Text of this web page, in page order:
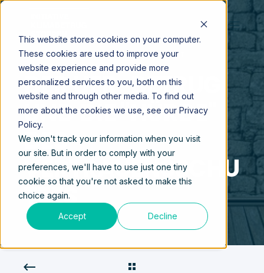
This website stores cookies on your computer.
These cookies are used to improve your
website experience and provide more
personalized services to you, both on this
website and through other media. To find out
more about the cookies we use, see our Privacy
Policy.
We won't track your information when you visit
our site. But in order to comply with your
preferences, we'll have to use just one tiny
cookie so that you're not asked to make this
choice again.
Accept Decline
DEC 6, 2024 3:14:05 PM 5 MIN LESEZEIT
DER UER-BETRUG
UND DIE "HÜRDE"
DES
VERTRAUENSSCHU
TZES